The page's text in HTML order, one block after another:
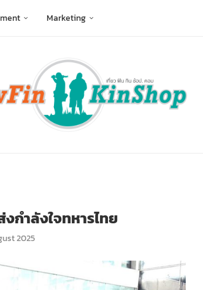
Marketing
งกำลังใจทหารไทย
2025